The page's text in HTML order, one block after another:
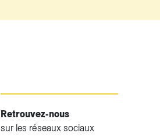
Retrouvez-nous
sur les réseaux sociaux